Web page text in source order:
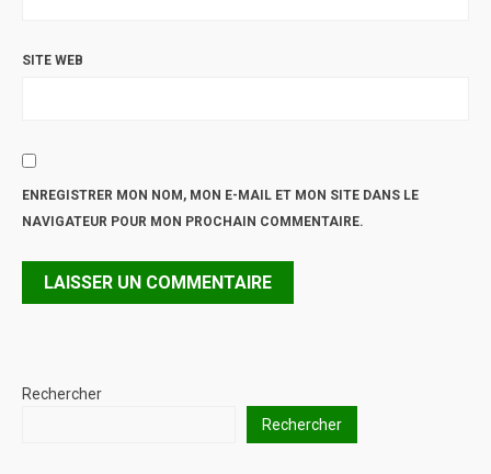
SITE WEB
ENREGISTRER MON NOM, MON E-MAIL ET MON SITE DANS LE
NAVIGATEUR POUR MON PROCHAIN COMMENTAIRE.
Rechercher
Rechercher